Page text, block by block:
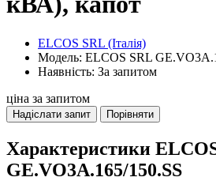
ELCOS SRL (Італія)
Модель: ELCOS SRL
Наявність: За запитом
ціна за запитом
Надіслати запит Порівняти
Характеристики
GE.VO3A.165/150.SS